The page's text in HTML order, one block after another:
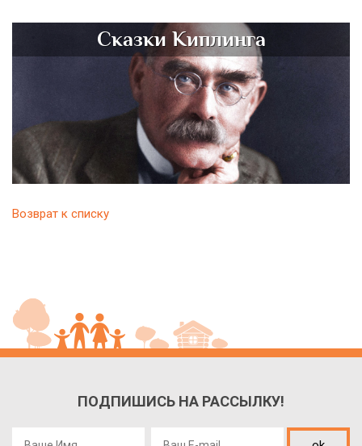
Сказки Киплинга
Возврат к списку
ПОДПИШИСЬ НА РАССЫЛКУ!